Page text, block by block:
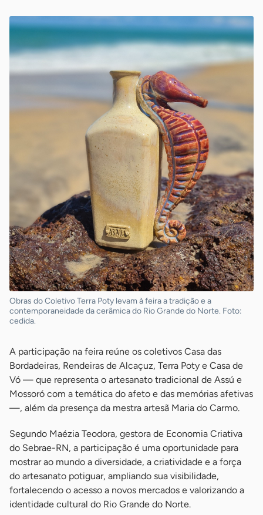
Obras do Coletivo Terra Poty levam à feira a tradição e a
contemporaneidade da cerâmica do Rio Grande do Norte. Foto:
cedida.
A participação na feira reúne os coletivos Casa das
Bordadeiras, Rendeiras de Alcaçuz, Terra Poty e Casa de
Vó — que representa o artesanato tradicional de Assú e
Mossoró com a temática do afeto e das memórias afetivas
—, além da presença da mestra artesã Maria do Carmo.
Segundo Maézia Teodora, gestora de Economia Criativa
do Sebrae-RN, a participação é uma oportunidade para
mostrar ao mundo a diversidade, a criatividade e a força
do artesanato potiguar, ampliando sua visibilidade,
fortalecendo o acesso a novos mercados e valorizando a
identidade cultural do Rio Grande do Norte.